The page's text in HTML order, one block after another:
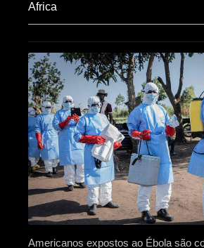
Africa​
Americanos expostos ao Ébola são